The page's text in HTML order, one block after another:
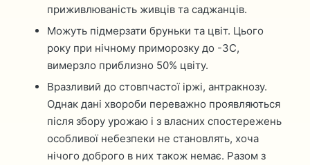
приживлюваність живців та саджанців.
Можуть підмерзати бруньки та цвіт. Цього
року при нічному приморозку до -3С,
вимерзло приблизно 50% цвіту.
Вразливий до стовпчастої іржі, антракнозу.
Однак дані хвороби переважно проявляються
після збору урожаю і з власних спостережень
особливої небезпеки не становлять, хоча
нічого доброго в них також немає. Разом з